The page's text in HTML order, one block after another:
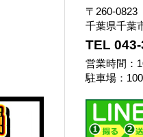
〒260-0823
千葉県千葉
TEL
営業時間：
駐車場：